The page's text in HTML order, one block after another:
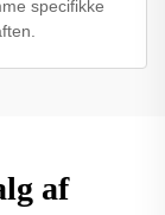
specifikke
af